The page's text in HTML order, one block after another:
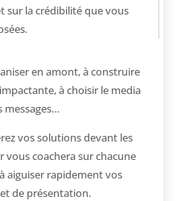
sur la crédibilité que vous
en amont, à construire
à choisir le media
messages…
vos solutions devant les
vous coachera sur chacune
aiguiser rapidement vos
de présentation.